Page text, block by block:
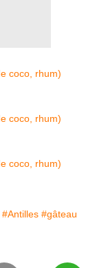
#Antilles #gâteau